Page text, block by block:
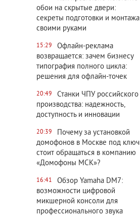
обои на скрытые двери:
секреты подготовки и монтажа
своими руками
15:29
Офлайн-реклама
возвращается: зачем бизнесу
типография полного цикла:
решения для офлайн-точек
20:49
Станки ЧПУ российского
производства: надежность,
доступность и инновации
20:39
Почему за установкой
домофонов в Москве под ключ
стоит обращаться в компанию
«Домофоны МСК»?
16:41
Обзор Yamaha DM7:
возможности цифровой
микшерной консоли для
профессионального звука